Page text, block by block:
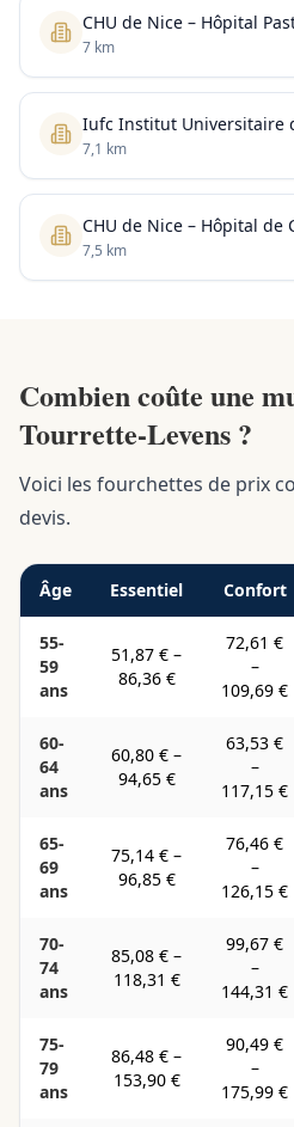
CHU de Nice – Hôpital
7 km
Iufc Institut Universitaire
7,1 km
CHU de Nice – Hôpital de
7,5 km
Combien coûte une
Tourrette-Levens ?
Voici les fourchettes de prix
devis.
Âge Essentiel Confort
55-
59
ans
51,87 € –
86,36 €
72,61 €
–
109,69 €
60-
64
ans
60,80 € –
94,65 €
63,53 €
–
117,15 €
65-
69
ans
75,14 € –
96,85 €
76,46 €
–
126,15 €
70-
74
ans
85,08 € –
118,31 €
99,67 €
–
144,31 €
75-
79
ans
86,48 € –
153,90 €
90,49 €
–
175,99 €